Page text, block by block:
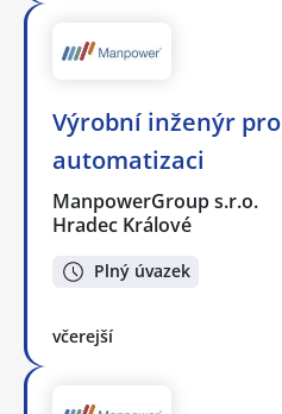
Výrobní inženýr pro
automatizaci
ManpowerGroup s.r.o.
Hradec Králové
Plný úvazek
včerejší